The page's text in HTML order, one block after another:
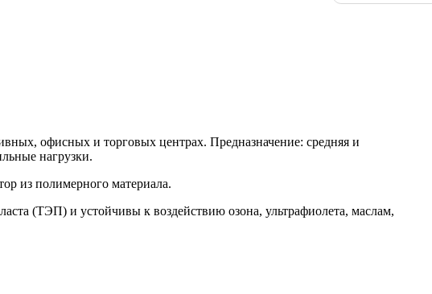
офисных и торговых центрах. Предназначение: средняя и
нагрузки.
из полимерного материала.
(ТЭП) и устойчивы к воздействию озона, ультрафиолета, маслам,